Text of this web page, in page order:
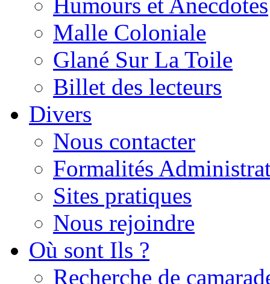
Malle Coloniale
Glané Sur La Toile
Billet des lecteurs
Divers
Nous contacter
Formalités
Sites pratiques
Nous rejoindre
Où sont Ils ?
Recherche de